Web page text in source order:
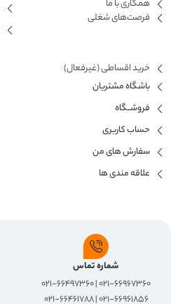
همکاری با ما​
فرصت‌های شغلی
خرید اقساطی (غیرفعال)
باشگاه مشتریان
فروشــگاه
حساب کاربری
سفارش های من
علاقه مندی ها
شماره تماس
۰۲۱-۶۶۹۶۷۳۶۰ | ۰۲۱-۶۶۴۹۷۳۶۰
۰۲۱-۶۶۹۶۱۸۵۶ | ۰۲۱-۶۶۴۶۱۷۸۸